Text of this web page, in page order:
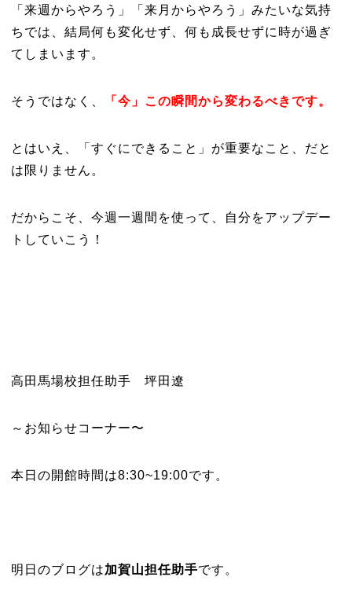
「来週からやろう」「来月からやろう」みたいな気持
ちでは、結局何も変化せず、何も成長せずに時が過ぎ
てしまいます。
そうではなく、 「今」この瞬間から変わるべきです。
とはいえ、「すぐにできること」が重要なこと、だと
は限りません。
だからこそ、今週一週間を使って、自分をアップデー
トしていこう！
高田馬場校担任助手 坪田遼
～お知らせコーナー〜
本日の開館時間は8:30~19:00です。
明日のブログは加賀山担任助手です。